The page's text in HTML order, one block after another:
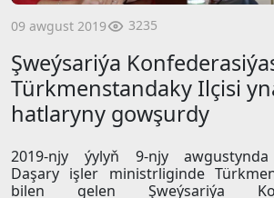
09 awgust 2019 3235
Şweýsariýa
Türkmenstandaky Ilçisi
hatlaryny gowşurdy
2019-njy ýylyň 9-njy awgustynda
Daşary işler ministrliginde
bilen gelen Şweýsariýa